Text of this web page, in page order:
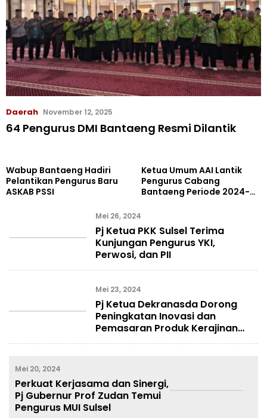
Daerah November 12, 2025
64 Pengurus DMI Bantaeng Resmi Dilantik
Wabup Bantaeng Hadiri
Pelantikan Pengurus Baru
ASKAB PSSI
Ketua Umum AAI Lantik
Pengurus Cabang
Bantaeng Periode 2024-
Mei 26, 2024
Pj Ketua PKK Sulsel Terima
Kunjungan Pengurus YKI,
Perwosi, dan PII
Mei 23, 2024
Pj Ketua Dekranasda Dorong
Peningkatan Inovasi dan
Pemasaran Produk Kerajinan
Sulsel
Mei 20, 2024
Perkuat Kerjasama dan Sinergi,
Pj Gubernur Prof Zudan Temui
Pengurus MUI Sulsel